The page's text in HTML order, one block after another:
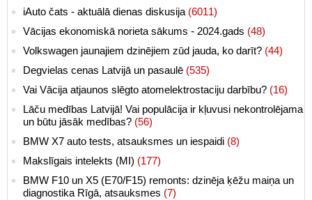
iAuto čats - aktuālā dienas diskusija (6011)
Vācijas ekonomiskā norieta sākums - 2024.gads (48)
Volkswagen jaunajiem dzinējiem zūd jauda, ko darīt? (44)
Degvielas cenas Latvijā un pasaulē (535)
Vai Vācija atjaunos slēgto atomelektrostaciju darbību? (16)
Lāču medības Latvijā! Vai populācija ir kļuvusi nekontrolējama
un būtu jāsāk medības? (56)
BMW X7 auto tests, atsauksmes un iespaidi (8)
Makslīgais intelekts (MI) (177)
BMW F10 un X5 (E70/F15) remonts: dzinēja ķēžu maiņa un
diagnostika Rīgā, atsauksmes (7)